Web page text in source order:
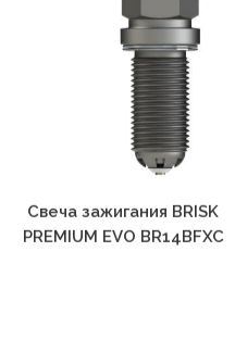
Свеча зажигания BRISK
PREMIUM EVO BR14BFXC